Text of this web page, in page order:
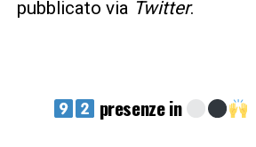
pubblicato via Twitter.
presenze in